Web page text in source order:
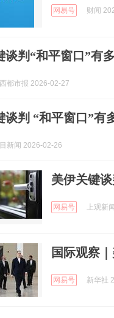
网易号 财闻
谈判“和平窗口”有
都市报 2026-02-27
谈判 “和平窗口”有
新闻 2026-02-26
美伊关键
网易号 上观新
国际观察
网易号 新华社